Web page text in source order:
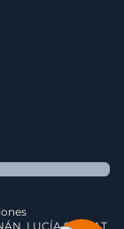
LUCÍA SERRAT.